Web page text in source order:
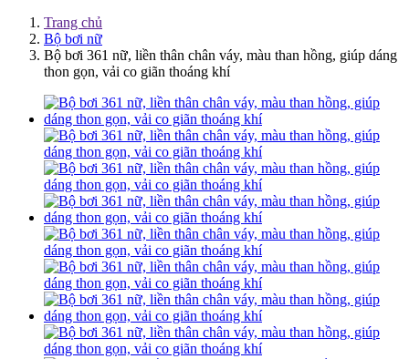
Trang chủ
Bộ bơi nữ
Bộ bơi 361 nữ, liền thân chân váy, màu than hồng, giúp dáng
thon gọn, vải co giãn thoáng khí